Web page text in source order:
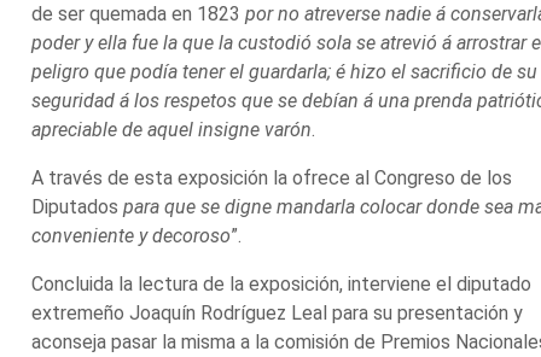
de ser quemada en 1823por no atreverse nadie á
poder y ella fue la que la custodió sola se atrevió á arrostrar
peligro que podía tener el guardarla; é hizo el sacrificio de su
seguridad á los respetos que se debían á una prenda
apreciable de aquel insigne varón
A través de esta exposición la ofrece al Congreso de los
Diputadospara que se digne mandarla colocar donde sea
conveniente y decoroso”.
Concluida la lectura de la exposición, interviene el diputado
extremeño Joaquín Rodríguez Leal para su presentación y
aconseja pasar la misma a la comisión de Premios